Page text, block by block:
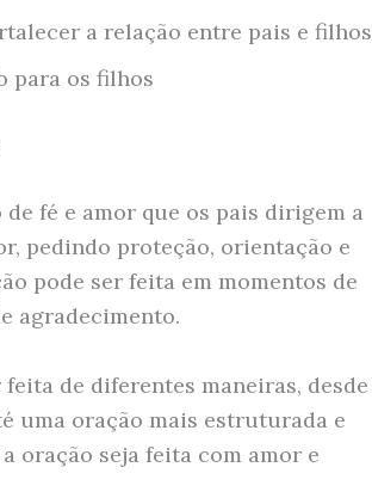
a relação entre pais e filhos
para os filhos
fé e amor que os pais dirigem a
pedindo proteção, orientação e
pode ser feita em momentos de
agradecimento.
de diferentes maneiras, desde
uma oração mais estruturada e
oração seja feita com amor e